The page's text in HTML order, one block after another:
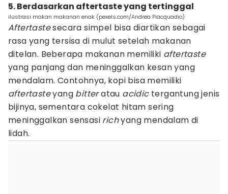
5. Berdasarkan aftertaste yang tertinggal
ilustrasi makan makanan enak (pexels.com/Andrea Piacquadio)
Aftertastesecara simpel bisa diartikan sebagai
rasa yang tersisa di mulut setelah makanan
ditelan. Beberapa makanan memiliki aftertaste
yang panjang dan meninggalkan kesan yang
mendalam. Contohnya, kopi bisa memiliki
aftertasteyang bitteratau acidictergantung jenis
bijinya, sementara cokelat hitam sering
meninggalkan sensasi richyang mendalam di
lidah.